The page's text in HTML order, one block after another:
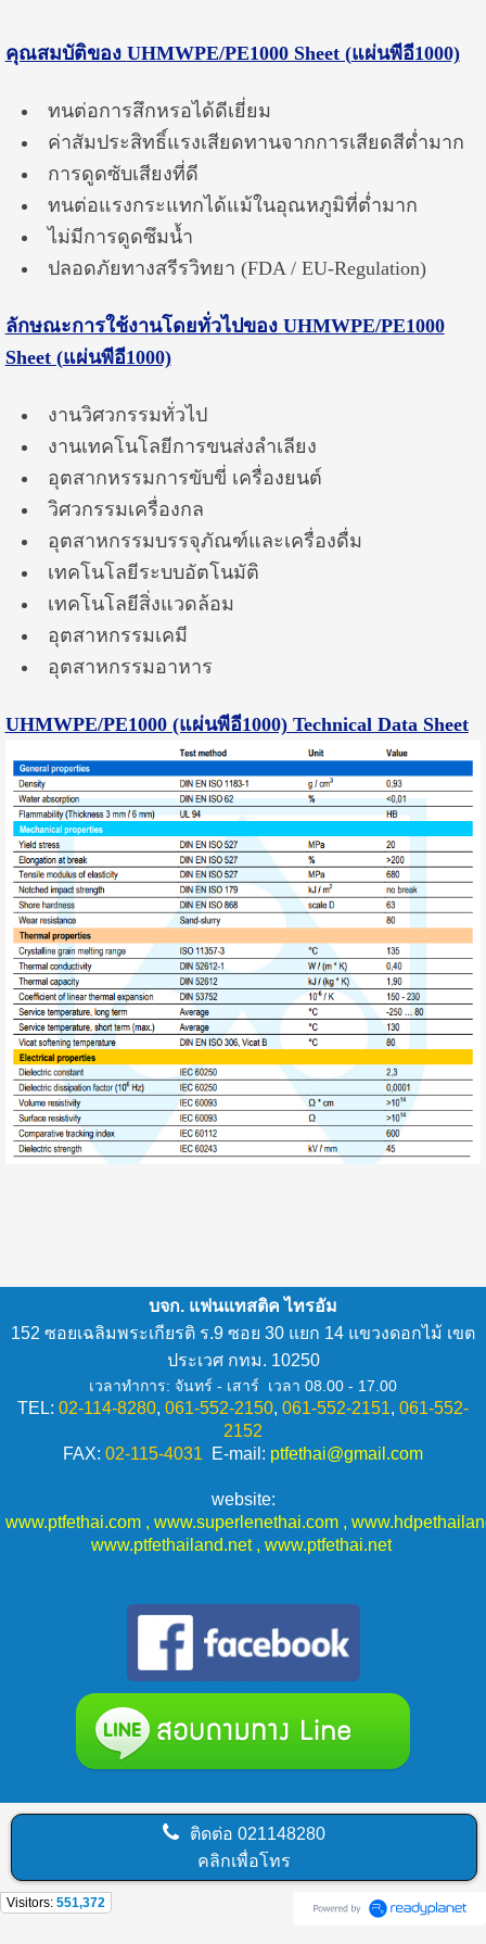
คุณสมบัติของ UHMWPE/PE1000 Sheet (แผ่นพีอี1000)
ทนต่อการสึกหรอได้ดีเยี่ยม
ค่าสัมประสิทธิ์แรงเสียดทานจากการเสียดสีต่ำมาก
การดูดซับเสียงที่ดี
ทนต่อแรงกระแทกได้แม้ในอุณหภูมิที่ต่ำมาก
ไม่มีการดูดซึมน้ำ
ปลอดภัยทางสรีรวิทยา (FDA / EU-Regulation)
ลักษณะการใช้งานโดยทั่วไปของ UHMWPE/PE1000
Sheet (แผ่นพีอี1000)
งานวิศวกรรมทั่วไป
งานเทคโนโลยีการขนส่งลำเลียง
อุตสากหรรมการขับขี่ เครื่องยนต์
วิศวกรรมเครื่องกล
อุตสาหกรรมบรรจุภัณฑ์และเครื่องดื่ม
เทคโนโลยีระบบอัตโนมัติ
เทคโนโลยีสิ่งแวดล้อม
อุตสาหกรรมเคมี
อุตสาหกรรมอาหาร
UHMWPE/PE1000 (แผ่นพีอี1000)Technical Data Sheet
บจก. แฟนแทสติค ไทรอัม
152 ซอยเฉลิมพระเกียรติ ร.9 ซอย 30 แยก 14 แขวงดอกไม้ เขต
ประเวศ กทม. 10250
เวลาทำการ: จันทร์ - เสาร์ เวลา 08.00 - 17.00
TEL: 02-114-8280, 061-552-2150, 061-552-2151, 061-552-
2152
FAX: 02-115-4031 E-mail: ptfethai@gmail.com
website:
www.ptfethai.com , www.superlenethai.com ,
www.ptfethailand.net, www.ptfethai.net
ติดต่อ 021148280
คลิกเพื่อโทร
Visitors: 551,372